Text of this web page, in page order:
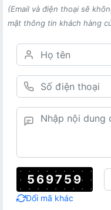
(Email và điện thoại sẽ
mật thông tin khách hàng
569759
Đổi mã khác